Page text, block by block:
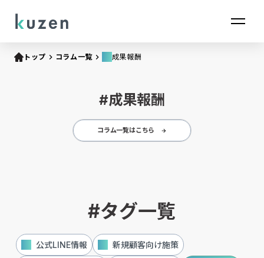
トップ keyboard_arrow_right コラム一覧keyboard_arrow_right 成果報酬
#成果報酬
コラム一覧はこちら arrow_forward
#タグ一覧
公式LINE情報 新規顧客向け施策